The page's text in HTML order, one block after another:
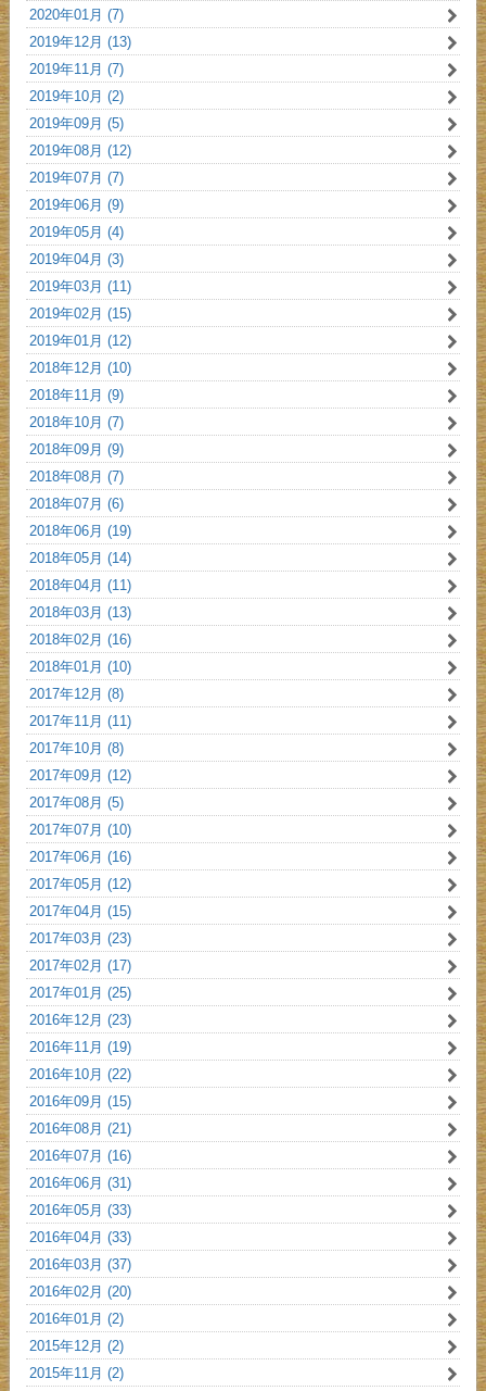
2020年01月 (7)
2019年12月 (13)
2019年11月 (7)
2019年10月 (2)
2019年09月 (5)
2019年08月 (12)
2019年07月 (7)
2019年06月 (9)
2019年05月 (4)
2019年04月 (3)
2019年03月 (11)
2019年02月 (15)
2019年01月 (12)
2018年12月 (10)
2018年11月 (9)
2018年10月 (7)
2018年09月 (9)
2018年08月 (7)
2018年07月 (6)
2018年06月 (19)
2018年05月 (14)
2018年04月 (11)
2018年03月 (13)
2018年02月 (16)
2018年01月 (10)
2017年12月 (8)
2017年11月 (11)
2017年10月 (8)
2017年09月 (12)
2017年08月 (5)
2017年07月 (10)
2017年06月 (16)
2017年05月 (12)
2017年04月 (15)
2017年03月 (23)
2017年02月 (17)
2017年01月 (25)
2016年12月 (23)
2016年11月 (19)
2016年10月 (22)
2016年09月 (15)
2016年08月 (21)
2016年07月 (16)
2016年06月 (31)
2016年05月 (33)
2016年04月 (33)
2016年03月 (37)
2016年02月 (20)
2016年01月 (2)
2015年12月 (2)
2015年11月 (2)